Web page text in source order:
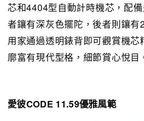
芯和4404型自動計時機芯，配
者鑲有深灰色擺陀，後者則鑲有
用家通過透明錶背即可觀賞機芯
廓富有現代型格，細節賞心悅目
愛彼CODE 11.59優雅風範